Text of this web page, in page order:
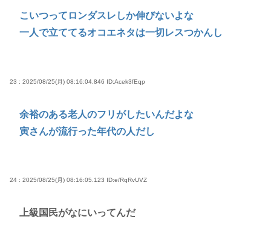
こいつってロンダスレしか伸びないよな
一人で立ててるオコエネタは一切レスつかんし
23 : 2025/08/25(月) 08:16:04.846 ID:Acek3fEqp
余裕のある老人のフリがしたいんだよな
寅さんが流行った年代の人だし
24 : 2025/08/25(月) 08:16:05.123 ID:e/RqRvUVZ
上級国民がなにいってんだ